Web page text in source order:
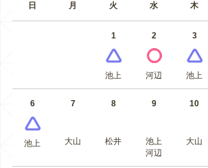
日 月 火 水 木
1
池上
2
河辺
3
池上
6
池上
7
大山
8
松井
9
池上
河辺
10
大山